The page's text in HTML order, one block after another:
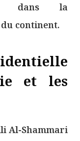
dans la
continent.
et les
Al-Shammari